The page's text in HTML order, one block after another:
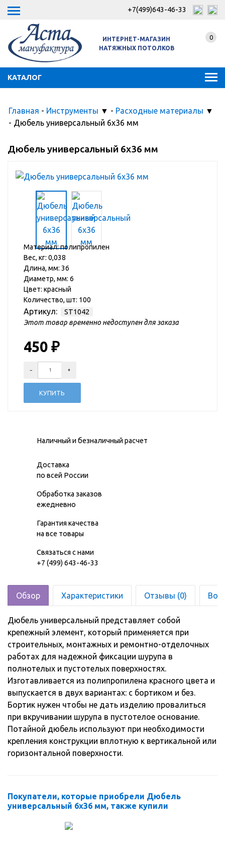
+7(499)643-46-33
ИНТЕРНЕТ-МАГАЗИН
НАТЯЖНЫХ ПОТОЛКОВ
КАТАЛОГ
0
Главная - Инструменты ▼ - Расходные материалы ▼
- Дюбель универсальный 6х36 мм
Дюбель универсальный 6х36 мм
Материал: полипропилен
Вес, кг: 0,038
Длина, мм: 36
Диаметр, мм: 6
Цвет: красный
Количество, шт: 100
Артикул:
ST1042
Этот товар временно недоступен для заказа
450 ₽
Наличный и безналичный расчет
Доставка
по всей России
Обработка заказов
ежедневно
Гарантия качества
на все товары
Связаться с нами
+7 (499) 643-46-33
Обзор Характеристики Отзывы (0)
Дюбель универсальный представляет собой
крепежный элемент, который применяется при
строительных, монтажных и ремонтно-отделочных
работах для надежной фиксации шурупа в
полнотелых и пустотелых поверхностях.
Изготавливается из полипропилена красного цвета и
выпускается в двух вариантах: с бортиком и без.
Бортик нужен чтобы не дать изделию провалиться
при вкручивании шурупа в пустотелое основание.
Потайной дюбель используют при необходимости
крепления конструкции вплотную к вертикальной или
горизонтальной поверхности.
Покупатели, которые приобрели Дюбель
универсальный 6х36 мм, также купили